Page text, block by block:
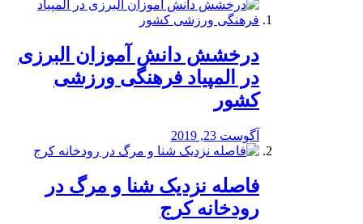
درخشش دانش آموزان البرزی
در المپیاد فرهنگی ورزشی
کشور
آگوست 23, 2019
️فاصله نزدیک شنا و مرگ در
رودخانه کرج